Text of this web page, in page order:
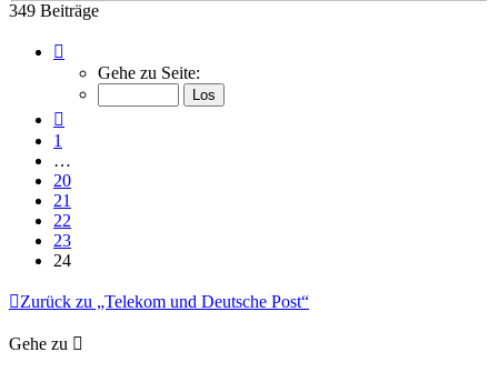
349 Beiträge
24
von
Gehe zu Seite:
1
…
20
21
22
23
24
Zurück zu „Telekom und Deutsche Post“
Gehe zu